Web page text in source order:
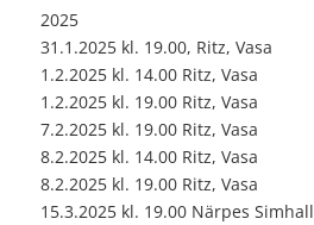
2025
31.1.2025 kl. 19.00, Ritz, Vasa
1.2.2025 kl. 14.00 Ritz, Vasa
1.2.2025 kl. 19.00 Ritz, Vasa
7.2.2025 kl. 19.00 Ritz, Vasa
8.2.2025 kl. 14.00 Ritz, Vasa
8.2.2025 kl. 19.00 Ritz, Vasa
15.3.2025 kl. 19.00 Närpes Simhall